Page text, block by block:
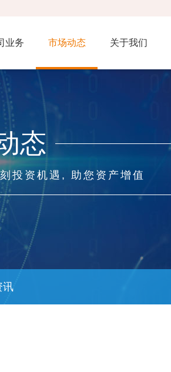
业务 市场动态 关于我们
态
投资机遇, 助您资产增值
讯